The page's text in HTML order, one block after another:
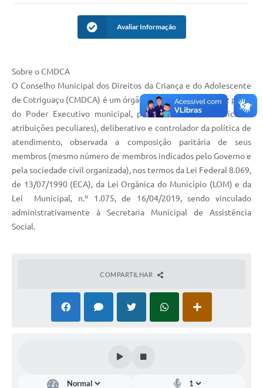
Editais
Links
Telefones Úteis
Enquete
Jornal
Agenda
Avaliar Informação
Sobre o CMDCA
O Conselho Municipal dos Direitos da Criança e do Adolescente
de Cotriguaçu (CMDCA) é um órgão público normativo (faz parte
do Poder Executivo municipal, porém, com características e
atribuições peculiares), deliberativo e controlador da política de
atendimento, observada a composição paritária de seus
membros (mesmo número de membros indicados pelo Governo e
pela sociedade civil organizada), nos termos da Lei Federal 8.069,
de 13/07/1990 (ECA), da Lei Orgânica do Município (LOM) e da
Lei Municipal, n.º 1.075, de 16/04/2019, sendo vinculado
administrativamente à Secretaria Municipal de Assistência
Social.
COMPARTILHAR